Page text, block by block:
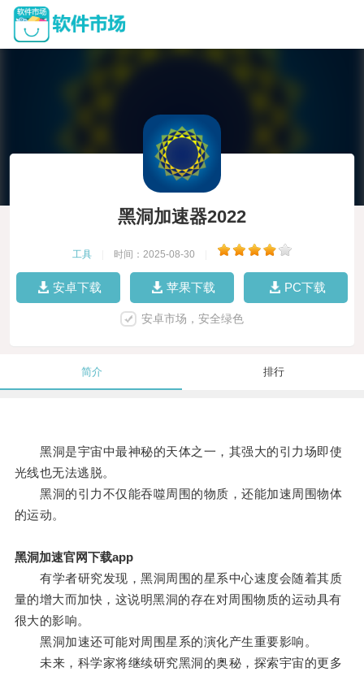
黑洞加速器2022
工具 时间：2025-08-30
安卓下载 苹果下载 PC下载
安卓市场，安全绿色
简介 排行
黑洞是宇宙中最神秘的天体之一，其强大的引力场即使
光线也无法逃脱。
黑洞的引力不仅能吞噬周围的物质，还能加速周围物体
的运动。
黑洞加速官网下载app
有学者研究发现，黑洞周围的星系中心速度会随着其质
量的增大而加快，这说明黑洞的存在对周围物质的运动具有
很大的影响。
黑洞加速还可能对周围星系的演化产生重要影响。
未来，科学家将继续研究黑洞的奥秘，探索宇宙的更多